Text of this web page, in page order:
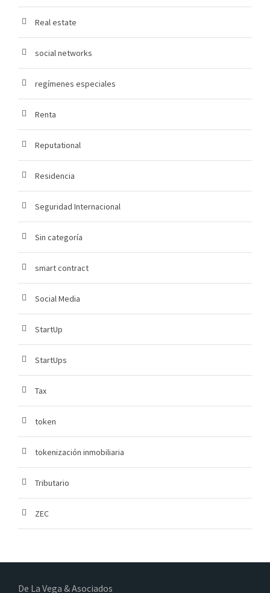
Real estate
social networks
regímenes especiales
Renta
Reputational
Residencia
Seguridad Internacional
Sin categoría
smart contract
Social Media
StartUp
StartUps
Tax
token
tokenización inmobiliaria
Tributario
ZEC
De La Vega & Asociados